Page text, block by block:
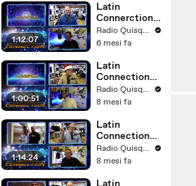
1:12:07
Latin
Connerction
05.02.2026
Radio Quisqueya
6 mesi fa
1:00:51
Latin
Connection
11.12.2025Radio Quisqueya
8 mesi fa
1:14:24
Latin
Connection
27.11.2025Radio Quisqueya
8 mesi fa